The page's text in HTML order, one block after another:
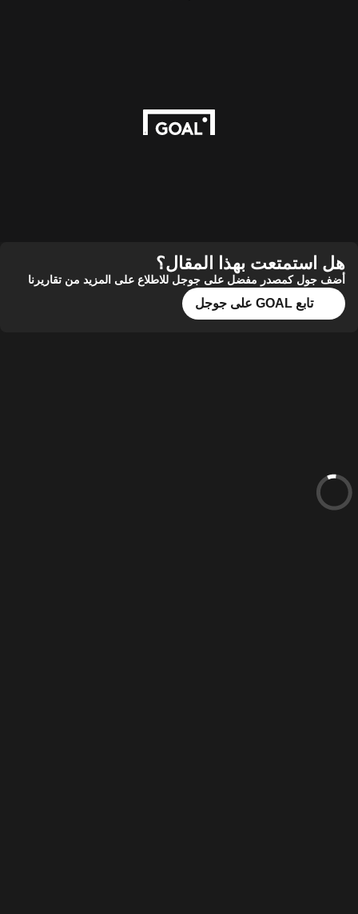
هل استمتعت بهذا المقال؟
أضف جول كمصدر مفضل على جوجل للاطلاع على المزيد من تقاريرنا
تابع GOAL على جوجل